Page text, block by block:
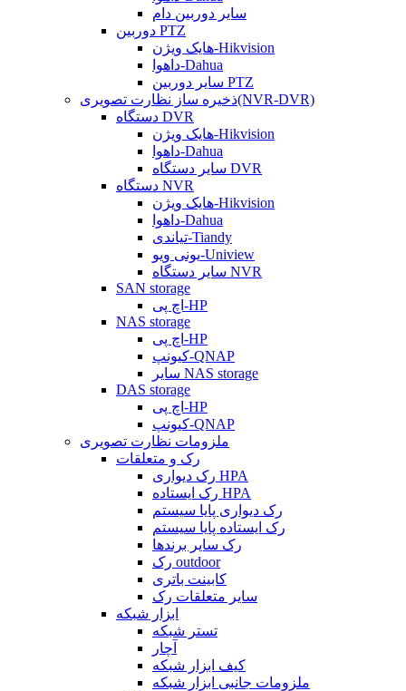
سایر دوربین دام
دوربین PTZ
هایک ویژن-Hikvision
داهوا-Dahua
سایر دوربین PTZ
ذخیره ساز نظارت تصویری(NVR-DVR)
دستگاه DVR
هایک ویژن-Hikvision
داهوا-Dahua
سایر دستگاه DVR
دستگاه NVR
هایک ویژن-Hikvision
داهوا-Dahua
تیاندی-Tiandy
یونی ویو-Uniview
سایر دستگاه NVR
SAN storage
اچ پی-HP
NAS storage
اچ پی-HP
کیونپ-QNAP
سایر NAS storage
DAS storage
اچ پی-HP
کیونپ-QNAP
ملزومات نظارت تصویری
رک و متعلقات
رک دیواری HPA
رک ایستاده HPA
رک دیواری پایا سیستم
رک ایستاده پایا سیستم
رک سایر برندها
رک outdoor
کابینت باتری
سایر متعلقات رک
ابزار شبکه
تستر شبکه
آچار
کیف ابزار شبکه
ملزومات جانبی ابزار شبکه